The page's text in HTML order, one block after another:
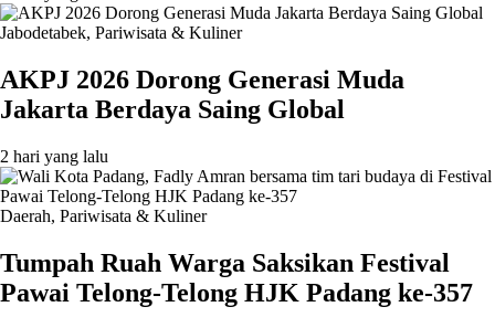
Jabodetabek, Pariwisata & Kuliner
AKPJ 2026 Dorong Generasi Muda
Jakarta Berdaya Saing Global
2 hari yang lalu
Daerah, Pariwisata & Kuliner
Tumpah Ruah Warga Saksikan Festival
Pawai Telong-Telong HJK Padang ke-357